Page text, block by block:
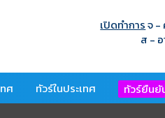
เปิดทำการจ -
ส -
ศ ทัวร์ในประเทศ ทัวร์ยืนยั